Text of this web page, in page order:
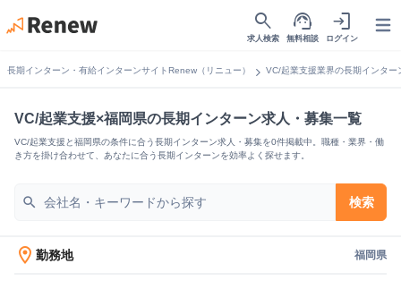
search
求人検索
support_agent
無料相談
login
ログイン
長期インターン・有給インターンサイトRenew（リニュー） chevron_right VC/起業支援業界の長期インター
VC/起業支援×福岡県の長期インターン求人・募集一覧
VC/起業支援と福岡県の条件に合う長期インターン求人・募集を0件掲載中。職種・業界・働
き方を掛け合わせて、あなたに合う長期インターンを効率よく探せます。
search 検索
location_on 勤務地 福岡県